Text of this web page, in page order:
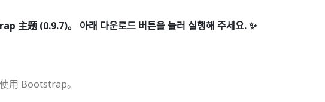
主题 (0.9.7)。
用 Bootstrap。